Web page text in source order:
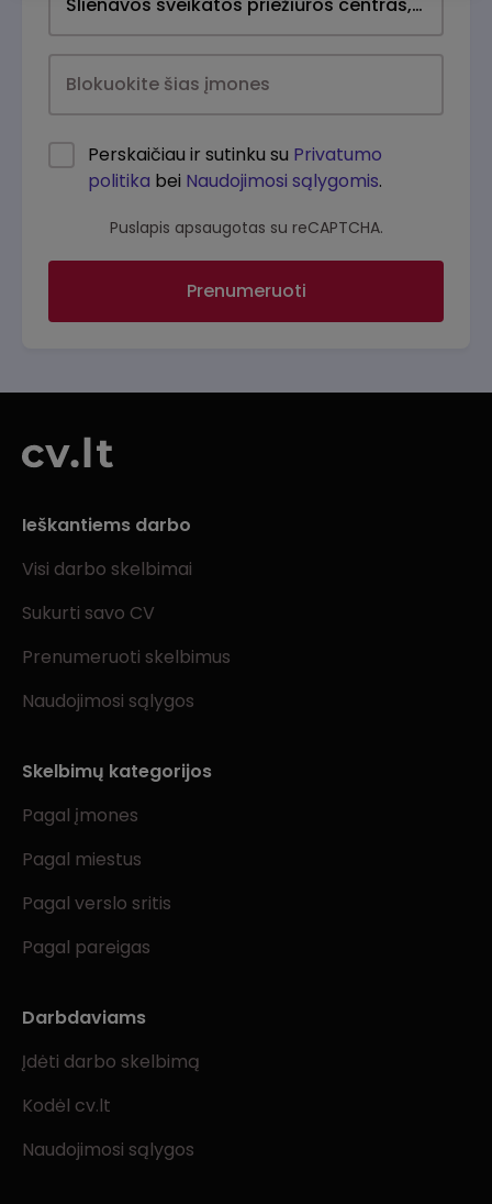
Perskaičiau ir sutinku su Privatumo
politika bei Naudojimosi sąlygomis.
Puslapis apsaugotas su reCAPTCHA.
Prenumeruoti
Ieškantiems darbo
Visi darbo skelbimai
Sukurti savo CV
Prenumeruoti skelbimus
Naudojimosi sąlygos
Skelbimų kategorijos
Pagal įmones
Pagal miestus
Pagal verslo sritis
Pagal pareigas
Darbdaviams
Įdėti darbo skelbimą
Kodėl cv.lt
Naudojimosi sąlygos